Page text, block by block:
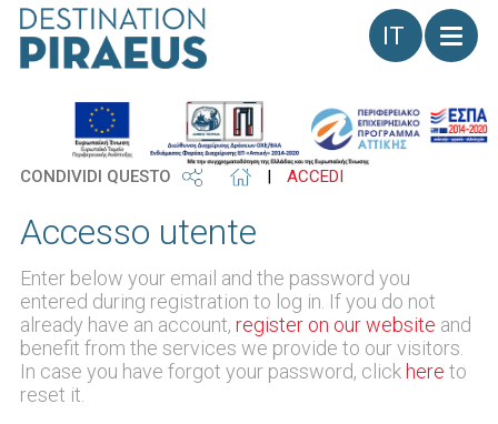
Lingua
CONDIVIDI QUESTO | ACCEDI
Accesso utente
Enter below your email and the password you
entered during registration to log in. If you do not
already have an account, register on our website and
benefit from the services we provide to our visitors.
In case you have forgot your password, click here to
reset it.